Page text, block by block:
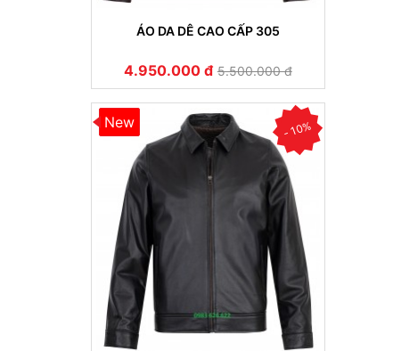
ÁO DA DÊ CAO CẤP 305
4.950.000 đ 5.500.000 đ
New - 10%